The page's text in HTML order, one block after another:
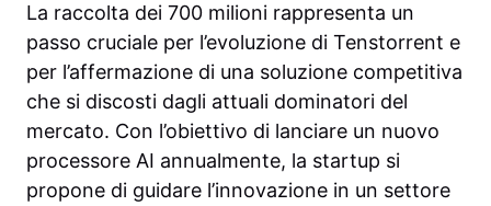
La raccolta dei 700 milioni rappresenta un
passo cruciale per l’evoluzione di Tenstorrent e
per l’affermazione di una soluzione competitiva
che si discosti dagli attuali dominatori del
mercato. Con l’obiettivo di lanciare un nuovo
processore AI annualmente, la startup si
propone di guidare l’innovazione in un settore